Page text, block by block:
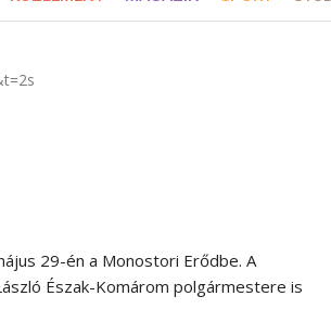
29-én a Monostori Erődbe. A
Észak-Komárom polgármestere is